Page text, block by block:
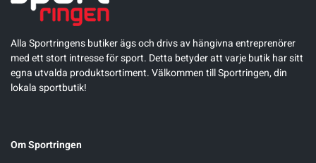
Alla Sportringens butiker ägs och drivs av hängivna entreprenörer
med ett stort intresse för sport. Detta betyder att varje butik har sitt
egna utvalda produktsortiment. Välkommen till Sportringen, din
lokala sportbutik!
Om Sportringen